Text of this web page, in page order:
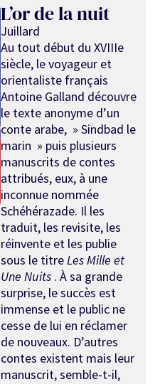
L’or de la nuit
Juillard
Au tout début du XVIIIe
siècle, le voyageur et
orientaliste français
Antoine Galland découvre
le texte anonyme d’un
conte arabe, » Sindbad le
marin » puis plusieurs
manuscrits de contes
attribués, eux, à une
inconnue nommée
Schéhérazade. Il les
traduit, les revisite, les
réinvente et les publie
sous le titreLes Mille et
Une Nuits . À sa grande
surprise, le succès est
immense et le public ne
cesse de lui en réclamer
de nouveaux. D’autres
contes existent mais leur
manuscrit, semble-t-il,